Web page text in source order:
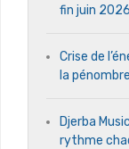
fin juin 2026
Crise de
la
Djerba
rythme